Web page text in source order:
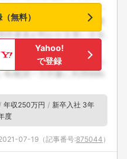
無料）
Yahoo!
で登録
年収250万円
新卒入社 3年
度
07-19 （記事番号:875044 ）